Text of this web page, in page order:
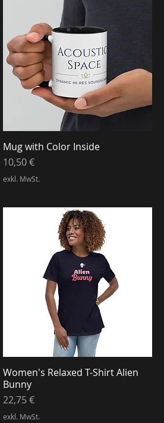
Mug with Color Inside
Preis
10,50 €
exkl. MwSt.
Women's Relaxed T-Shirt Alien
Bunny
Preis
22,75 €
exkl. MwSt.